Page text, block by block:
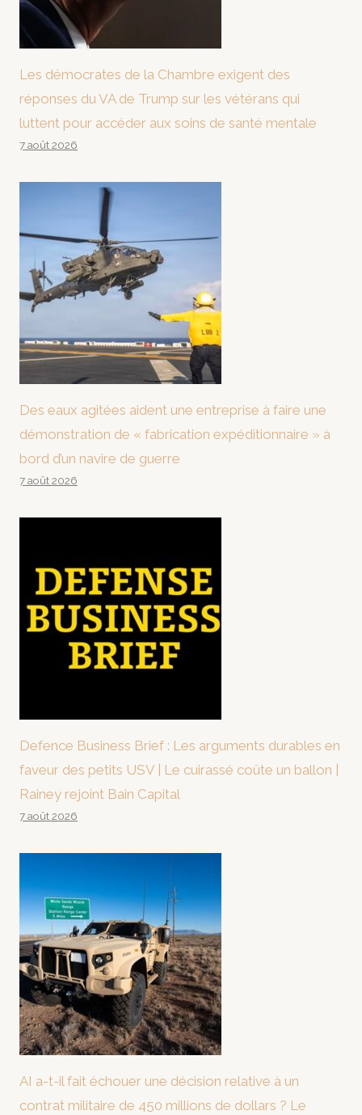
Les démocrates de la Chambre exigent des
réponses du VA de Trump sur les vétérans qui
luttent pour accéder aux soins de santé mentale
7 août 2026
Des eaux agitées aident une entreprise à faire une
démonstration de « fabrication expéditionnaire » à
bord d’un navire de guerre
7 août 2026
Defence Business Brief : Les arguments durables en
faveur des petits USV | Le cuirassé coûte un ballon |
Rainey rejoint Bain Capital
7 août 2026
AI a-t-il fait échouer une décision relative à un
contrat militaire de 450 millions de dollars ? Le